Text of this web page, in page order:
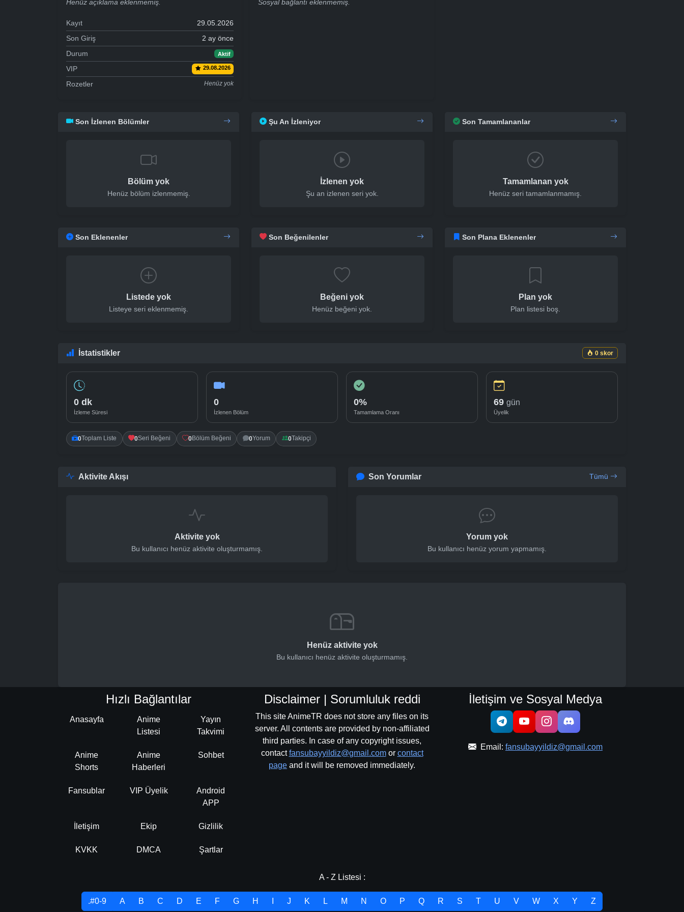
Henüz açıklama eklenmemiş.
Kayıt
29.05.2026
Son Giriş
2 ay önce
Durum
Aktif
VIP 29.08.2026
Rozetler Henüz yok
Sosyal bağlantı eklenmemiş.
Son İzlenen Bölümler
Bölüm yok
Henüz bölüm izlenmemiş.
Şu An İzleniyor
İzlenen yok
Şu an izlenen seri yok.
Son Tamamlananlar
Tamamlanan yok
Henüz seri tamamlanmamış.
Son Eklenenler
Listede yok
Listeye seri eklenmemiş.
Son Beğenilenler
Beğeni yok
Henüz beğeni yok.
Son Plana Eklenenler
Plan yok
Plan listesi boş.
İstatistikler 0 skor
0 dk
İzleme Süresi
0
İzlenen Bölüm
0%
Tamamlama Oranı
69 gün
Üyelik
0 Toplam Liste 0Seri Beğeni 0Bölüm Beğeni 0Yorum 0Takipçi
Aktivite Akışı
Aktivite yok
Bu kullanıcı henüz aktivite oluşturmamış.
Son Yorumlar Tümü
Yorum yok
Bu kullanıcı henüz yorum yapmamış.
Henüz aktivite yok
Bu kullanıcı henüz aktivite oluşturmamış.
Hızlı Bağlantılar
Anasayfa
Anime
Listesi
Yayın
Takvimi
Anime
Shorts
Anime
Haberleri
Sohbet
Fansublar VIP Üyelik
Android
APP
İletişim Ekip Gizlilik
KVKK DMCA Şartlar
Disclaimer | Sorumluluk reddi
This site AnimeTR does not store any files on its
server. All contents are provided by non-affiliated
third parties. In case of any copyright issues,
contactfansubayyildiz@gmail.comor contact
page and it will be removed immediately.
İletişim ve Sosyal Medya
Email: fansubayyildiz@gmail.com
A - Z Listesi :
.#0-9 A B C D E F G H J K L M N O P Q R S T U V W X Y Z